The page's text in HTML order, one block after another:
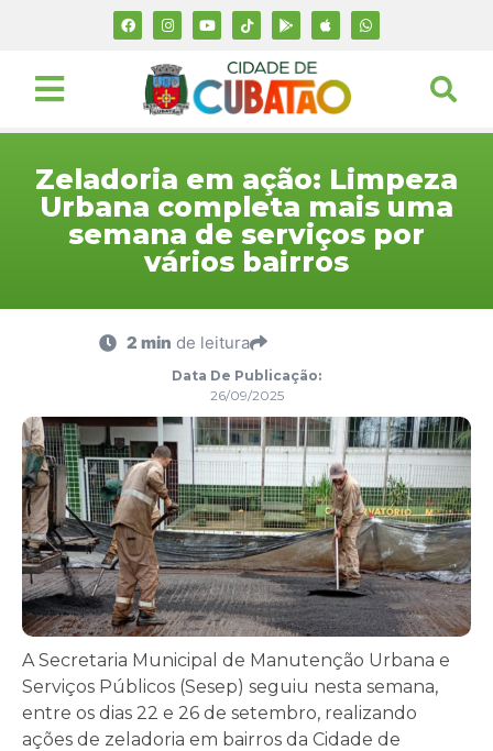
Zeladoria em ação: Limpeza
Urbana completa mais uma
semana de serviços por
vários bairros
2 min de leitura
Data De Publicação:
26/09/2025
A Secretaria Municipal de Manutenção Urbana e
Serviços Públicos (Sesep) seguiu nesta semana,
entre os dias 22 e 26 de setembro, realizando
ações de zeladoria em bairros da Cidade de